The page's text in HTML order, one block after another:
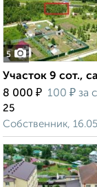
5
Участок 9 сот.,
8 000 ₽ 100 ₽ за
25
Собственник,